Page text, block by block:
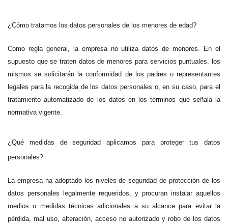
¿Cómo tratamos los datos personales de los menores de edad?
Como regla general, la empresa no utiliza datos de menores. En el
supuesto que se traten datos de menores para servicios puntuales, los
mismos se solicitarán la conformidad de los padres o representantes
legales para la recogida de los datos personales o, en su caso, para el
tratamiento automatizado de los datos en los términos que señala la
normativa vigente.
¿Qué medidas de seguridad aplicamos para proteger tus datos
personales?
La empresa ha adoptado los niveles de seguridad de protección de los
datos personales legalmente requeridos, y procuran instalar aquellos
medios o medidas técnicas adicionales a su alcance para evitar la
pérdida, mal uso, alteración, acceso no autorizado y robo de los datos